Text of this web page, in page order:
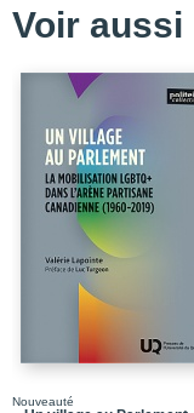
Voir aussi
Nouveauté